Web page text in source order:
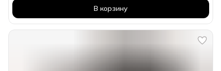
В корзину